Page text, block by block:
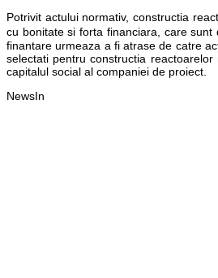
Potrivit actului normativ, constructia
cu bonitate si forta financiara, care
finantare urmeaza a fi atrase de catre
selectati pentru constructia
capitalul social al companiei de proiect.
NewsIn